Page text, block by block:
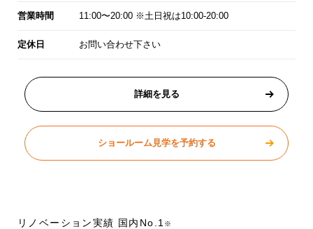
営業時間 11:00〜20:00 ※土日祝は10:00-20:00
定休日 お問い合わせ下さい
詳細を見る
ショールーム見学を予約する
リノベーション実績 国内No.1 ※